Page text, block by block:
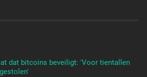
dat bitcoins beveiligt: 'Voor tientallen